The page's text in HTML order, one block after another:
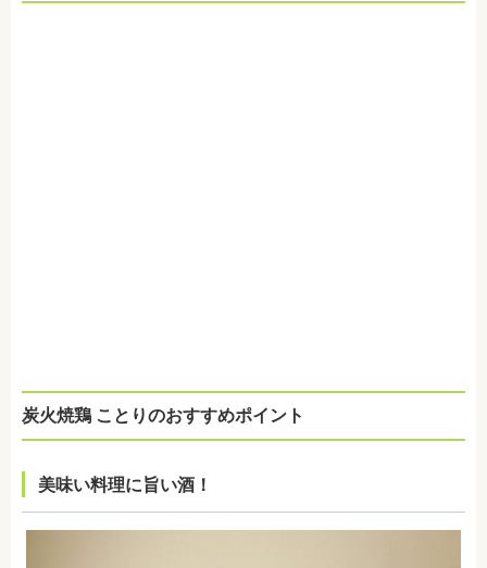
炭火焼鶏 ことりのおすすめポイント
美味い料理に旨い酒！